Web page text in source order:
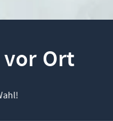
Ort